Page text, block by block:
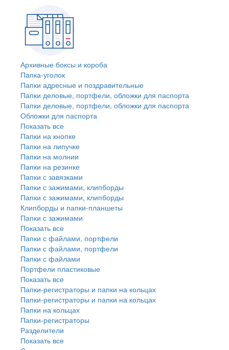
Архивные боксы и короба
Папка-уголок
Папки адресные и поздравительные
Папки деловые, портфели, обложки для паспорта
Папки деловые, портфели, обложки для паспорта
Обложки для паспорта
Показать все
Папки на кнопке
Папки на липучке
Папки на молнии
Папки на резинке
Папки с завязками
Папки с зажимами, клипборды
Папки с зажимами, клипборды
Клипборды и папки-планшеты
Папки с зажимами
Показать все
Папки с файлами, портфели
Папки с файлами, портфели
Папки с файлами
Портфели пластиковые
Показать все
Папки-регистраторы и папки на кольцах
Папки-регистраторы и папки на кольцах
Папки на кольцах
Папки-регистраторы
Разделители
Показать все